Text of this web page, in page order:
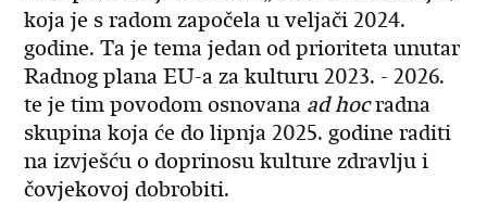
koja je s radom započela u veljači 2024.
godine. Ta je tema jedan od prioriteta unutar
Radnog plana EU-a za kulturu 2023. - 2026.
te je tim povodom osnovana ad hocradna
skupina koja će do lipnja 2025. godine raditi
na izvješću o doprinosu kulture zdravlju i
čovjekovoj dobrobiti.